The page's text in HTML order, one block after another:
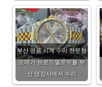
부산 명품 시계 수리 전문점
오메가 브로드엘로우를 부
산 명장사에서 수리